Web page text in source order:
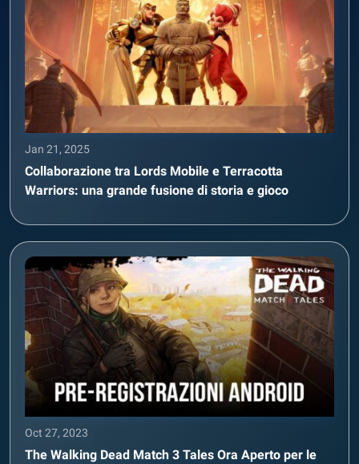
Jan 21, 2025
Collaborazione tra Lords Mobile e Terracotta
Warriors: una grande fusione di storia e gioco
Oct 27, 2023
The Walking Dead Match 3 Tales Ora Aperto per le